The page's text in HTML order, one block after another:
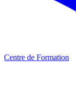
Centre de Formation